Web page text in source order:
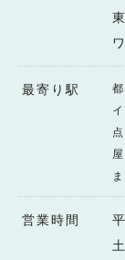
最寄り駅
営業時間